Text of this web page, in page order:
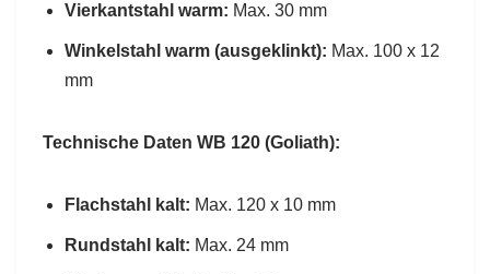
Vierkantstahl warm: Max. 30 mm
Winkelstahl warm (ausgeklinkt): Max. 100 x 12
mm
Technische Daten WB 120 (Goliath):
Flachstahl kalt: Max. 120 x 10 mm
Rundstahl kalt: Max. 24 mm